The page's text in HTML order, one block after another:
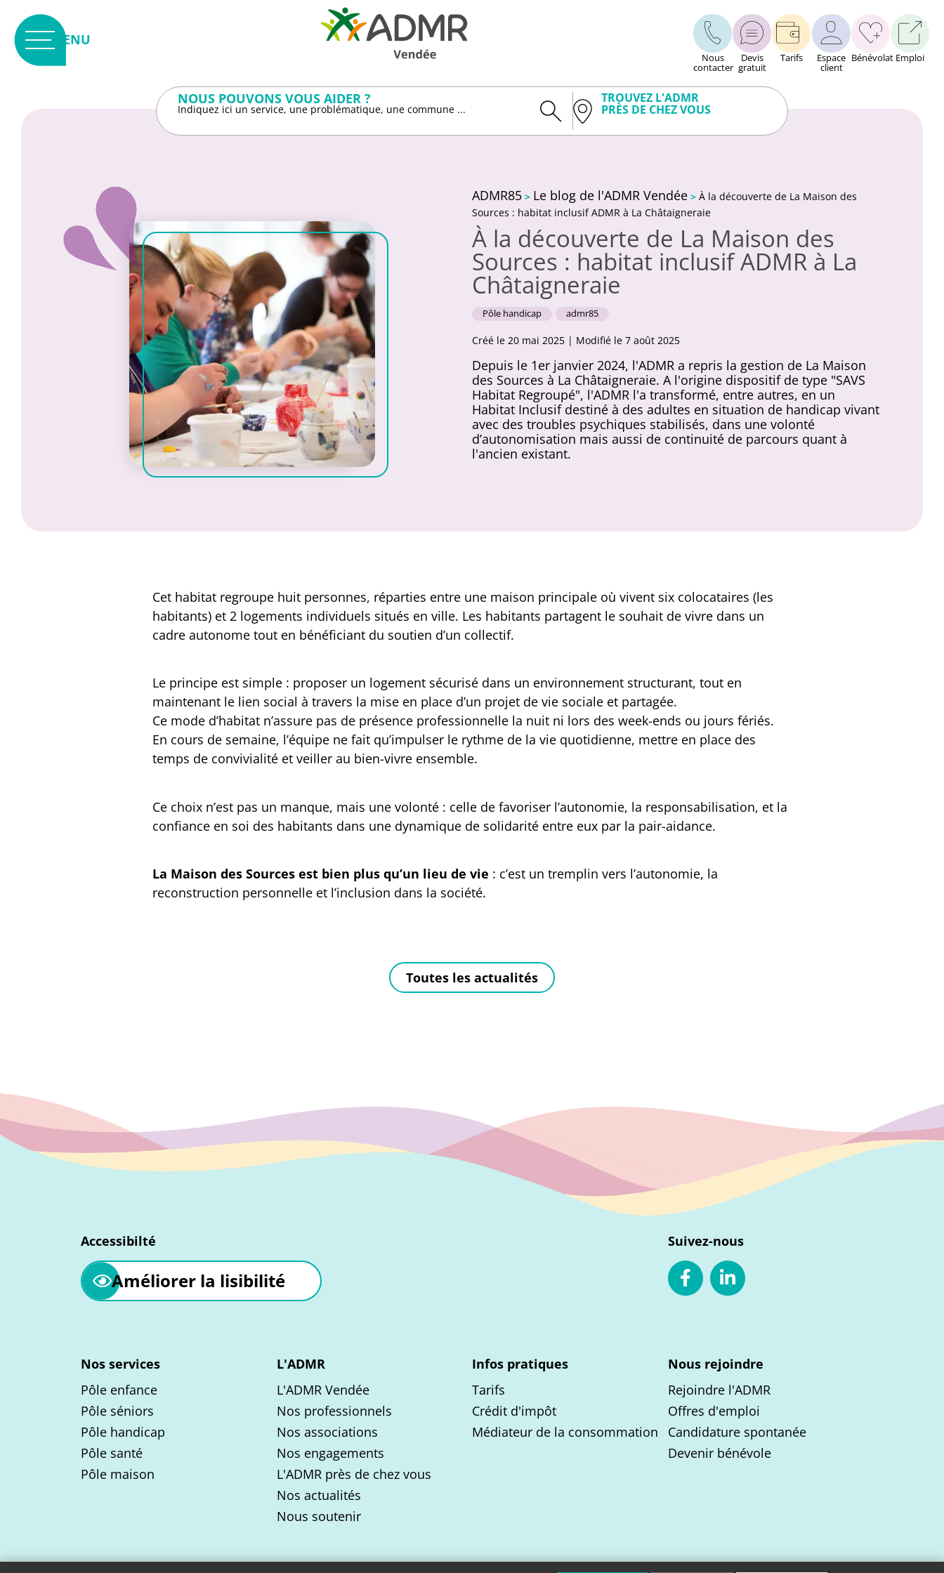
MENU
Nous
contacter
Devis
gratuit
Tarifs Espace
client
Bénévolat Emploi
NOUS POUVONS VOUS AIDER ?
Indiquez ici un service, une problématique, une commune ...
TROUVEZ L'ADMR
PRÈS DE CHEZ VOUS
ADMR85 > Le blog de l'ADMR Vendée > À la découverte de La Maison des
Sources : habitat inclusif ADMR à La Châtaigneraie
À la découverte de La Maison des
Sources : habitat inclusif ADMR à La
Châtaigneraie
Pôle handicap admr85
Créé le 20 mai 2025 | Modifié le 7 août 2025
Depuis le 1er janvier 2024, l'ADMR a repris la gestion de La Maison
des Sources à La Châtaigneraie. A l'origine dispositif de type "SAVS
Habitat Regroupé", l'ADMR l'a transformé, entre autres, en un
Habitat Inclusif destiné à des adultes en situation de handicap vivant
avec des troubles psychiques stabilisés, dans une volonté
d’autonomisation mais aussi de continuité de parcours quant à
l'ancien existant.
Cet habitat regroupe huit personnes, réparties entre une maison principale où vivent six colocataires (les
habitants) et 2 logements individuels situés en ville. Les habitants partagent le souhait de vivre dans un
cadre autonome tout en bénéficiant du soutien d’un collectif.
Le principe est simple : proposer un logement sécurisé dans un environnement structurant, tout en
maintenant le lien social à travers la mise en place d’un projet de vie sociale et partagée.
Ce mode d’habitat n’assure pas de présence professionnelle la nuit ni lors des week-ends ou jours fériés.
En cours de semaine, l’équipe ne fait qu’impulser le rythme de la vie quotidienne, mettre en place des
temps de convivialité et veiller au bien-vivre ensemble.
Ce choix n’est pas un manque, mais une volonté : celle de favoriser l’autonomie, la responsabilisation, et la
confiance en soi des habitants dans une dynamique de solidarité entre eux par la pair-aidance.
La Maison des Sources est bien plus qu’un lieu de vie : c’est un tremplin vers l’autonomie, la
reconstruction personnelle et l’inclusion dans la société.
YouTube est désactivé. Autoriser
Toutes les actualités
Accessibilté
Améliorer la lisibilité
Suivez-nous
Nos services
Pôle enfance
Pôle séniors
Pôle handicap
Pôle santé
Pôle maison
L'ADMR
L'ADMR Vendée
Nos professionnels
Nos associations
Nos engagements
L'ADMR près de chez vous
Nos actualités
Nous soutenir
Infos pratiques
Tarifs
Crédit d'impôt
Médiateur de la consommation
Nous rejoindre
Rejoindre l'ADMR
Offres d'emploi
Candidature spontanée
Devenir bénévole